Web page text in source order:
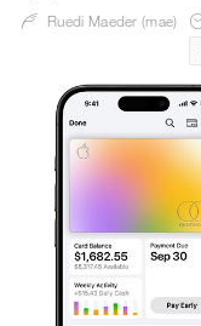
Ruedi Maeder (mae)